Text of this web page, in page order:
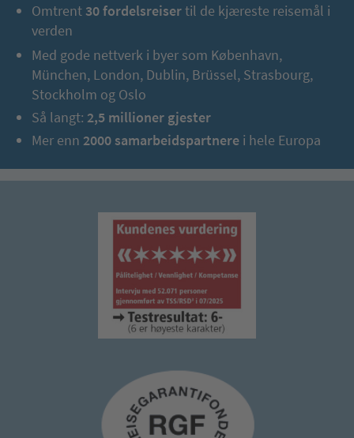
Omtrent 30 fordelsreisertil de kjæreste reisemål i
verden
Med gode nettverk i byer som København,
München, London, Dublin, Brüssel, Strasbourg,
Stockholm og Oslo
Så langt: 2,5 millioner gjester
Mer enn 2000 samarbeidspartnere i hele Europa